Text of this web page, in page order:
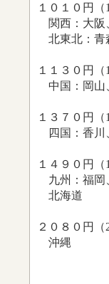
１０１０円（
関西：大阪
北東北：青
１１３０円（
中国：岡山
１３７０円（
四国：香川
１４９０円（
九州：福岡
北海道
２０８０円（
沖縄